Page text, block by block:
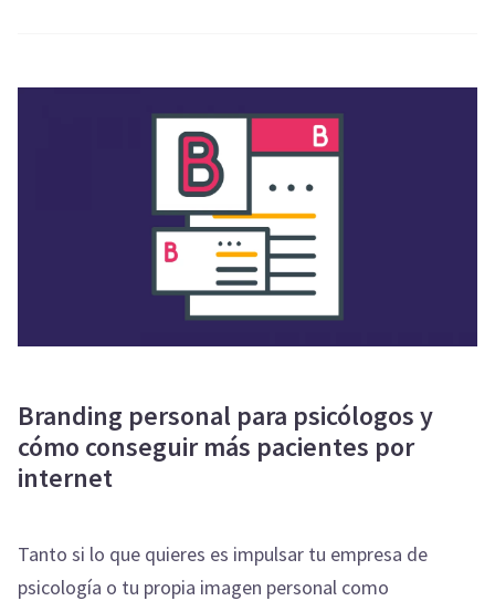
Branding personal para psicólogos y
cómo conseguir más pacientes por
internet
Tanto si lo que quieres es impulsar tu empresa de
psicología o tu propia imagen personal como